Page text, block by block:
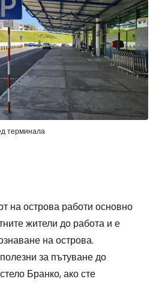
терминала
на острова работи основно
жители до работа и е
на острова.
за пътуване до
Бранко, ако сте